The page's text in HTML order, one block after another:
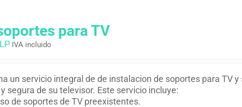
para TV
IVA incluido
un servicio integral de de instalacion de soportes para TV
segura de su televisor. Este servicio incluye:
de soportes de TV preexistentes.